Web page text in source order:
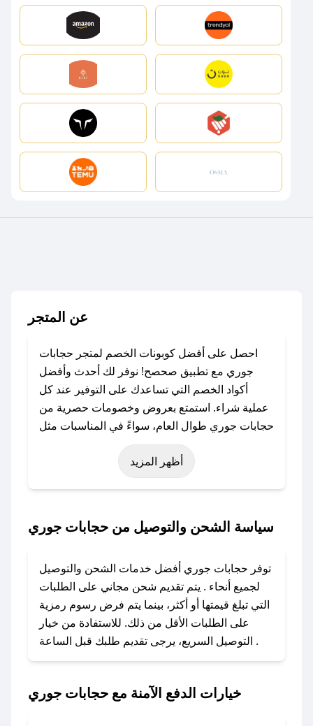
عن المتجر
احصل على أفضل كوبونات الخصم لمتجر حجابات
جوري مع تطبيق صحصح! نوفر لك أحدث وأفضل
أكواد الخصم التي تساعدك على التوفير عند كل
عملية شراء. استمتع بعروض وخصومات حصرية من
حجابات جوري طوال العام، سواءً في المناسبات مثل
عيد الفطر، عيد الأضحى، الجمعة البيضاء (شهر
نوفمبر)، رمضان، اليوم الوطني، يوم التأسيس، أو
حتى عروض خاصة أخرى.
باستخدام تطبيق صحصح، يمكنك العثور بسهولة على
الكوبون، تواصل معنا عبر تويتر أو البريد الإلكتروني
لإضافته بسرعة.
### كيفية استخدام كود خصم حجابات جوري؟
1. انسخ كود الخصم من تطبيق صحصح.
2. الصقه في خانة الدفع عند التسوق من حجابات
أظهر المزيد
سياسة الشحن والتوصيل من حجابات جوري
توفر حجابات جوري أفضل خدمات الشحن والتوصيل
لجميع أنحاء . يتم تقديم شحن مجاني على الطلبات
التي تبلغ قيمتها أو أكثر، بينما يتم فرض رسوم رمزية
على الطلبات الأقل من ذلك. للاستفادة من خيار
التوصيل السريع، يرجى تقديم طلبك قبل الساعة .
خيارات الدفع الآمنة مع حجابات جوري